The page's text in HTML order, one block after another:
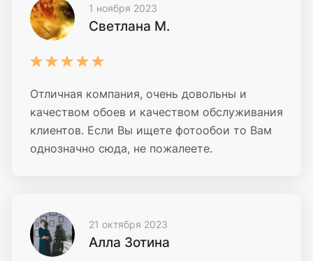
1 ноября 2023
Светлана М.
Отличная компания, очень довольны и
качеством обоев и качеством обслуживания
клиентов. Если Вы ищете фотообои то Вам
однозначно сюда, не пожалеете.
21 октября 2023
Алла Зотина